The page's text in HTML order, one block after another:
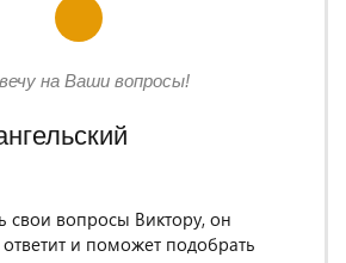
на Ваши вопросы!
свои вопросы Виктору, он
и поможет подобрать